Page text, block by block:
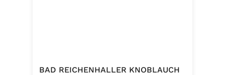
BAD REICHENHALLER KNOBLAUCH